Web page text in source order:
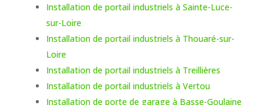
Installation de portail industriels à Sainte-Luce-
sur-Loire
Installation de portail industriels à Thouaré-sur-
Loire
Installation de portail industriels à Treillières
Installation de portail industriels à Vertou
Installation de porte de garage à Basse-Goulaine